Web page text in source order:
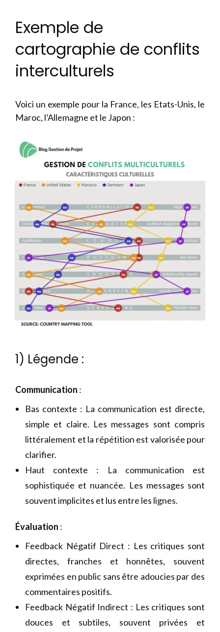
Exemple de
cartographie de conflits
interculturels
Voici un exemple pour la France, les Etats-Unis, le
Maroc, l’Allemagne et le Japon :
1) Légende :
Communication :
Bas contexte : La communication est directe,
simple et claire. Les messages sont compris
littéralement et la répétition est valorisée pour
clarifier.
Haut contexte : La communication est
sophistiquée et nuancée. Les messages sont
souvent implicites et lus entre les lignes.
Évaluation :
Feedback Négatif Direct : Les critiques sont
directes, franches et honnêtes, souvent
exprimées en public sans être adoucies par des
commentaires positifs.
Feedback Négatif Indirect : Les critiques sont
douces et subtiles, souvent privées et